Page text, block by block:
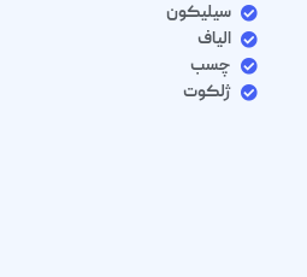
سیلیکون
الیاف
چسب
ژلکوت